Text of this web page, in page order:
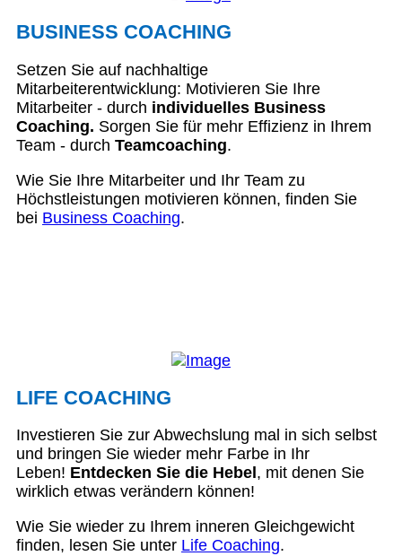
BUSINESS COACHING
Setzen Sie auf nachhaltige
Mitarbeiterentwicklung: Motivieren Sie Ihre
Mitarbeiter - durch individuelles Business
Coaching. Sorgen Sie für mehr Effizienz in Ihrem
Team - durch Teamcoaching.
Wie Sie Ihre Mitarbeiter und Ihr Team zu
Höchstleistungen motivieren können, finden Sie
bei Business Coaching.
LIFE COACHING
Investieren Sie zur Abwechslung mal in sich selbst
und bringen Sie wieder mehr Farbe in Ihr
Leben! Entdecken Sie die Hebel , mit denen Sie
wirklich etwas verändern können!
Wie Sie wieder zu Ihrem inneren Gleichgewicht
finden, lesen Sie unter Life Coaching.